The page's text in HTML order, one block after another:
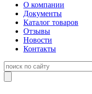
О компании
Документы
Каталог товаров
Отзывы
Новости
Контакты